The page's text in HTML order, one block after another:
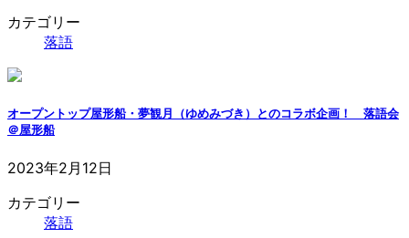
カテゴリー
落語
オープントップ屋形船・夢観月（ゆめみづき）とのコラボ企画！ 落語会
＠屋形船
2023年2月12日
カテゴリー
落語